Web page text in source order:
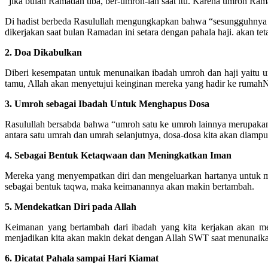
Di hadist berbeda Rasulullah mengungkapkan bahwa
dikerjakan saat bulan Ramadan ini setara dengan pahala haji. akan
2. Doa Dikabulkan
Diberi kesempatan untuk menunaikan ibadah umroh dan haji yaitu
tamu, Allah akan menyetujui keinginan mereka yang hadir ke
3. Umroh sebagai Ibadah Untuk Menghapus Dosa
Rasulullah bersabda bahwa “umroh satu ke umroh lainnya
antara satu umrah dan umrah selanjutnya, dosa-dosa kita akan
4. Sebagai Bentuk Ketaqwaan dan Meningkatkan Iman
Mereka yang menyempatkan diri dan mengeluarkan hartanya untuk
sebagai bentuk taqwa, maka keimanannya akan makin bertambah.
5. Mendekatkan Diri pada Allah
Keimanan yang bertambah dari ibadah yang kita kerjakan akan
menjadikan kita akan makin dekat dengan Allah SWT saat
6. Dicatat Pahala sampai Hari Kiamat